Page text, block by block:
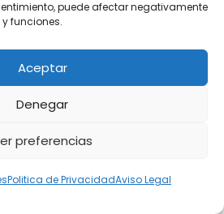
puede afectar negativamente
funciones.
Aceptar
Denegar
preferencias
Politica de PrivacidadAviso Legal
Hercules Dj